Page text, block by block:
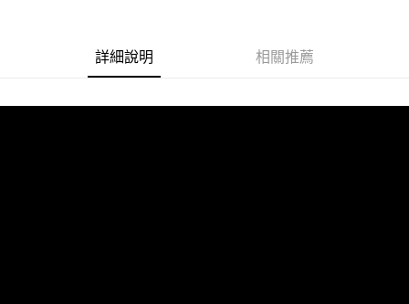
詳細說明 相關推薦